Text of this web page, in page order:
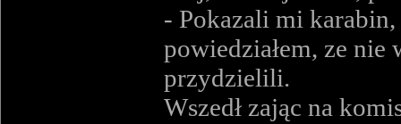
- Pokazali mi
powiedziałem, ze nie
przydzielili.
Wszedł zając na